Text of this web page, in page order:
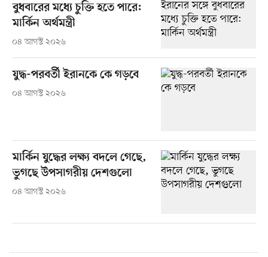
বুধবারের মধ্যে চুক্তি হতে পারে:
মার্কিন অর্থমন্ত্রী
০৪ আগস্ট ২০২৬
যুদ্ধ-পরবর্তী ইরানকে কে গড়বে
০৪ আগস্ট ২০২৬
মার্কিন যুদ্ধের লক্ষ্য বদলে গেছে,
ভুগছে উপসাগরীয় দেশগুলো
০৪ আগস্ট ২০২৬